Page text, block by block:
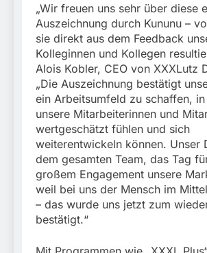
„Wir freuen uns sehr über diese
Auszeichnung durch Kununu –
sie direkt aus dem Feedback
Kolleginnen und Kollegen
Alois Kobler, CEO von XXXLutz
„Die Auszeichnung bestätigt
ein Arbeitsumfeld zu schaffen,
unsere Mitarbeiterinnen und
wertgeschätzt fühlen und sich
weiterentwickeln können. Unser
dem gesamten Team, das Tag
großem Engagement unsere
weil bei uns der Mensch im
– das wurde uns jetzt zum
bestätigt.“